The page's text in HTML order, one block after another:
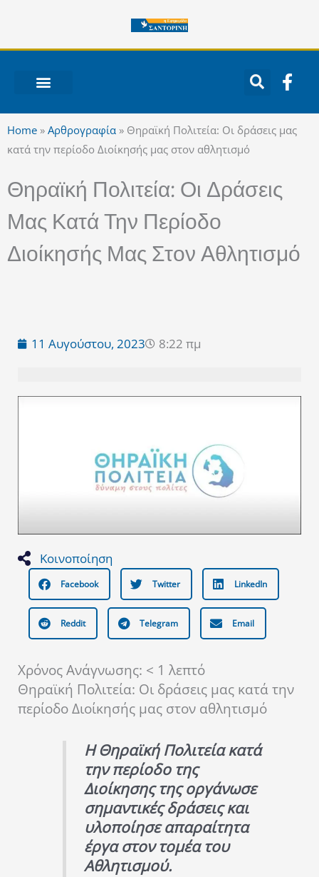
περιεχόμενο
F
a
e
b
Home » Αρθρογραφία » Θηραϊκή Πολιτεία: Οι δράσεις μας
κατά την περίοδο Διοίκησής μας στον αθλητισμό
Θηραϊκή Πολιτεία: Οι Δράσεις
Μας Κατά Την Περίοδο
Διοίκησής Μας Στον Αθλητισμό
11 Αυγούστου, 2023 8:22 πμ
Κοινοποίηση
Facebook Twitter LinkedIn
Reddit Telegram Email
Χρόνος Ανάγνωσης: < 1 λεπτό
Θηραϊκή Πολιτεία: Οι δράσεις μας κατά την
περίοδο Διοίκησής μας στον αθλητισμό
Η Θηραϊκή Πολιτεία κατά
την περίοδο της
Διοίκησης της οργάνωσε
σημαντικές δράσεις και
υλοποίησε απαραίτητα
έργα στον τομέα του
Αθλητισμού.